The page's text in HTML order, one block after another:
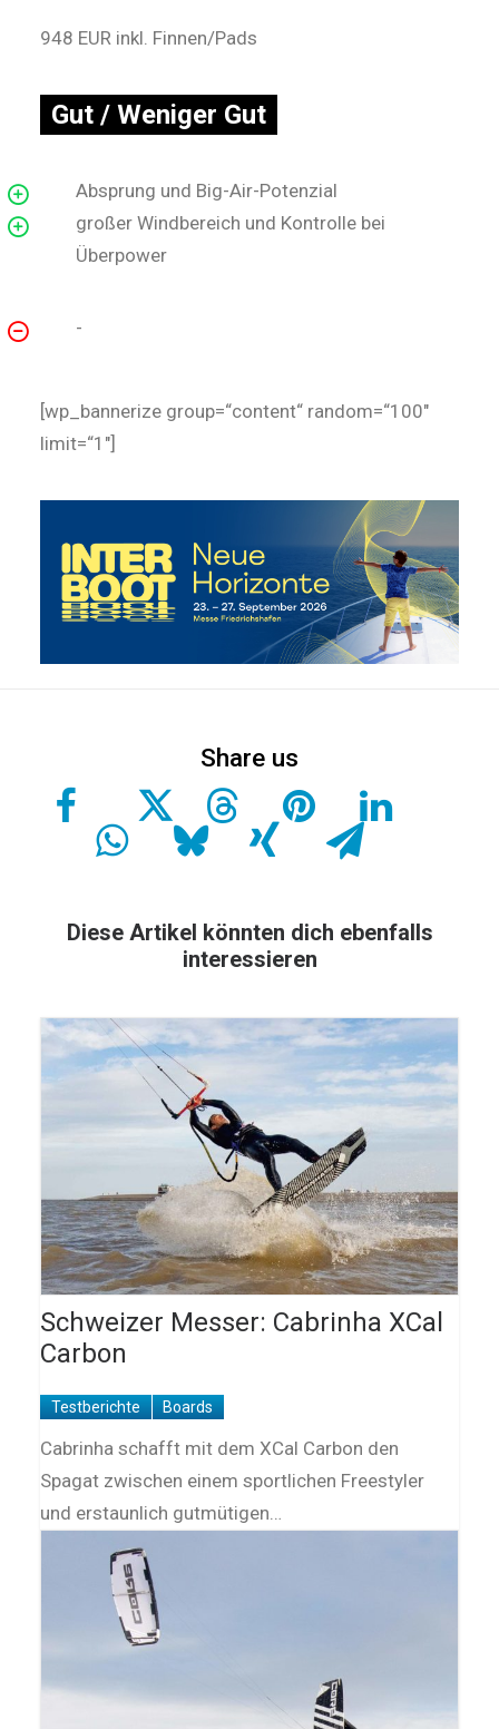
948 EUR inkl. Finnen/Pads
Gut / Weniger Gut
Absprung und Big-Air-Potenzial
großer Windbereich und Kontrolle bei
Überpower
-
[wp_bannerize group=“content“ random=“100″
limit=“1″]
Diese Artikel könnten dich ebenfalls
interessieren
Schweizer Messer: Cabrinha XCal
Carbon
Testberichte Boards
Cabrinha schafft mit dem XCal Carbon den
Spagat zwischen einem sportlichen Freestyler
und erstaunlich gutmütigen…